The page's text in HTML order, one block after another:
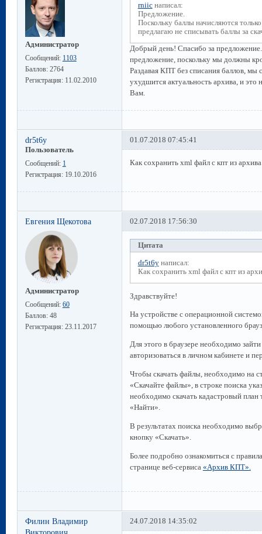
Администратор
Сообщений: 1103
Баллов: 2764
Регистрация: 11.02.2010
rniicнаписал:
Предложение.
Поскольку баллы начисляются
предлагаю не списывать баллы за
Добрый день! Спасибо за
предложение, поскольку мы должны
Раздавая КПТ без списания баллов, мы
ухудшится актуальность архива, и это
Вам.
dr5t6y
Пользователь
Сообщений: 1
Регистрация: 19.10.2016
01.07.2018 07:45:41
Как сохранить xml файл с кпт из
Евгения Щекотова
Администратор
Сообщений: 60
Баллов: 48
Регистрация: 23.11.2017
02.07.2018 17:56:30
Цитата
dr5t6yнаписал:
Как сохранить xml файл с кпт из
Здравствуйте!
На устройстве с операционной
помощью любого установленного
Для этого в браузере необходимо
авторизоваться в личном кабинете и
Чтобы скачать файлы, необходимо на
«Скачайте файлы», в строке поиска
необходимо скачать кадастровый
«Найти».
В результатах поиска необходимо
кнопку «Скачать».
Более подробно ознакомиться с
странице веб-сервиса «Архив КПТ».
Филин Владимир
Викторович
24.07.2018 14:35:02